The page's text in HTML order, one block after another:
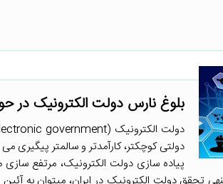
بلوغ نارس دولت الکترونیک
دولتی کوچکتر، کارآمدتر و سالم­تر پیگیری
پیاده­ سازی دولت الکترونیک، مرتفع­